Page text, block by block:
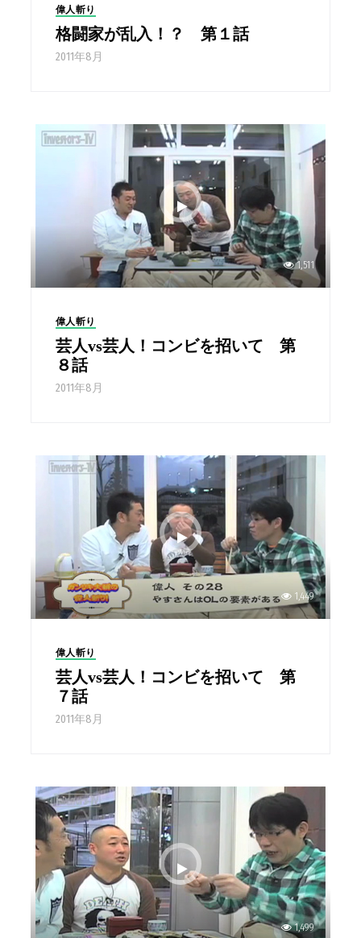
偉人斬り
格闘家が乱入！？ 第１話
2011年8月
1,511
偉人斬り
芸人vs芸人！コンビを招いて 第
８話
2011年8月
1,449
偉人斬り
芸人vs芸人！コンビを招いて 第
７話
2011年8月
1,499